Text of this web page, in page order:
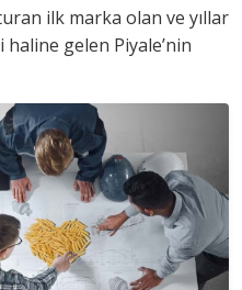
ilk marka olan ve yıllar
gelen Piyale’nin